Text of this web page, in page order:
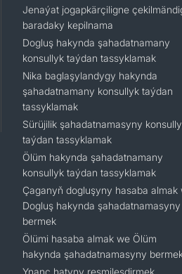
Jenaýat jogapkärçiligne
baradaky kepilnama
Dogluş hakynda şahadatnamany
konsullyk taýdan tassyklamak
Nika baglaşylandygy hakynda
şahadatnamany konsullyk taýdan
tassyklamak
Sürüjilik şahadatnamasyny
taýdan tassyklamak
Ölüm hakynda şahadatnamany
konsullyk taýdan tassyklamak
Çaganyň dogluşyny hasaba almak
Dogluş hakynda şahadatnamasyny
bermek
Ölümi hasaba almak we Ölüm
hakynda şahadatnamasyny
Ynanç hatyny resmileşdirmek